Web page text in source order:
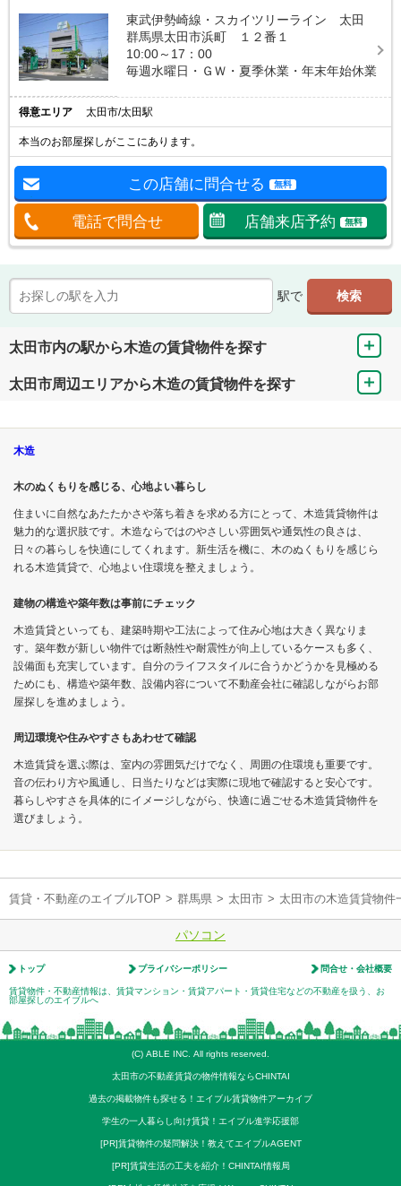
東武伊勢崎線・スカイツリーライン 太田
群馬県太田市浜町 １２番１
10:00～17：00
毎週水曜日・ＧＷ・夏季休業・年末年始休業
得意エリア 太田市/太田駅
本当のお部屋探しがここにあります。
この店舗に問合せる 無料
電話で問合せ 店舗来店予約 無料
駅で
太田市内の駅から木造の賃貸物件を探す
太田市周辺エリアから木造の賃貸物件を探す
木造
木のぬくもりを感じる、心地よい暮らし
住まいに自然なあたたかさや落ち着きを求める方にとって、木造賃貸物件は
魅力的な選択肢です。木造ならではのやさしい雰囲気や通気性の良さは、
日々の暮らしを快適にしてくれます。新生活を機に、木のぬくもりを感じら
れる木造賃貸で、心地よい住環境を整えましょう。
建物の構造や築年数は事前にチェック
木造賃貸といっても、建築時期や工法によって住み心地は大きく異なりま
す。築年数が新しい物件では断熱性や耐震性が向上しているケースも多く、
設備面も充実しています。自分のライフスタイルに合うかどうかを見極める
ためにも、構造や築年数、設備内容について不動産会社に確認しながらお部
屋探しを進めましょう。
周辺環境や住みやすさもあわせて確認
木造賃貸を選ぶ際は、室内の雰囲気だけでなく、周囲の住環境も重要です。
音の伝わり方や風通し、日当たりなどは実際に現地で確認すると安心です。
暮らしやすさを具体的にイメージしながら、快適に過ごせる木造賃貸物件を
選びましょう。
賃貸・不動産のエイブルTOP > 群馬県 > 太田市 > 太田市の木造賃貸物件
パソコン
トップ プライバシーポリシー 問合せ・会社概要
賃貸物件・不動産情報は、賃貸マンション・賃貸アパート・賃貸住宅などの不動産を扱う、お
部屋探しのエイブルへ
(C) ABLE INC. All rights reserved.
太田市の不動産賃貸の物件情報ならCHINTAI
過去の掲載物件も探せる！エイブル賃貸物件アーカイブ
学生の一人暮らし向け賃貸！エイブル進学応援部
[PR]賃貸物件の疑問解決！教えてエイブルAGENT
[PR]賃貸生活の工夫を紹介！CHINTAI情報局